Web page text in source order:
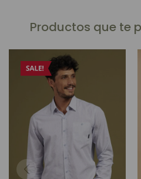
Productos que te